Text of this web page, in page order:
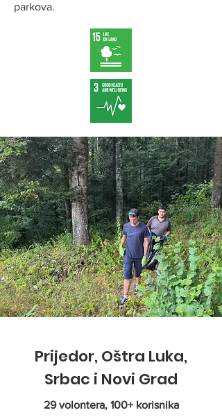
parkova.
Prijedor, Oštra Luka,
Srbac i Novi Grad
29 volontera, 100+ korisnika